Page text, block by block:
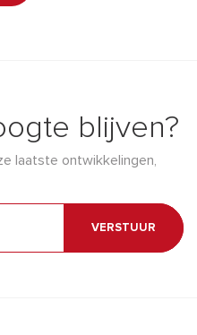
blijven?
laatste ontwikkelingen,
VERSTUUR